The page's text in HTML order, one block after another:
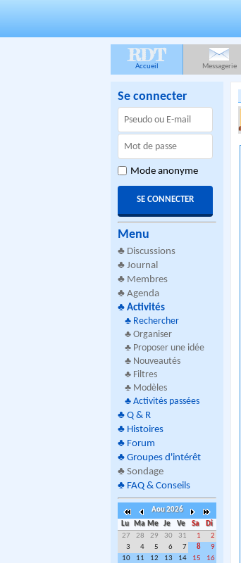
RDT
Accueil Messagerie
Se connecter
Mode anonyme
Menu
♣ Discussions
♣ Journal
♣ Membres
♣ Agenda
♣ Activités
♣ Rechercher
♣ Organiser
♣ Proposer une idée
♣ Nouveautés
♣ Filtres
♣ Modèles
♣ Activités passées
♣ Q & R
♣ Histoires
♣ Forum
♣ Groupes d'intérêt
♣ Sondage
♣ FAQ & Conseils
Aou 2026
Lu
Ma Me Je Ve Sa
Di
27
28 29 30 31 1
2
3
4 5 6 7 8
9
10
11 12 13 14 15
16